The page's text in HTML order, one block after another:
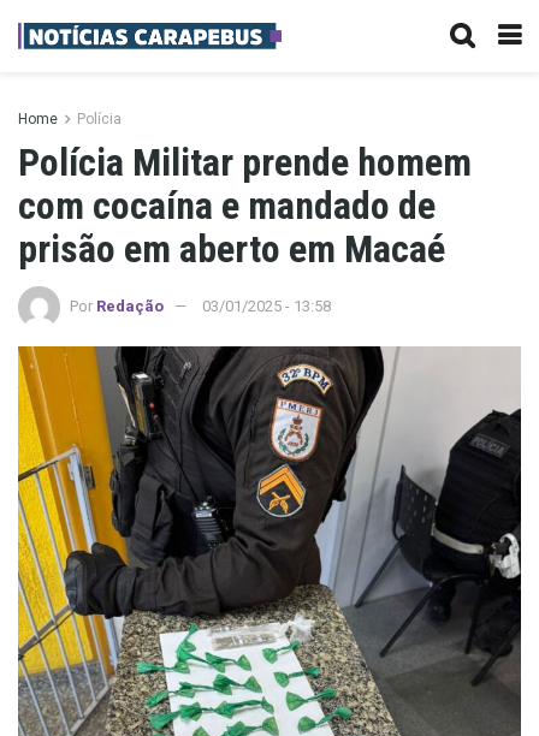
Home Polícia
Polícia Militar prende homem
com cocaína e mandado de
prisão em aberto em Macaé
Por Redação 03/01/2025 - 13:58